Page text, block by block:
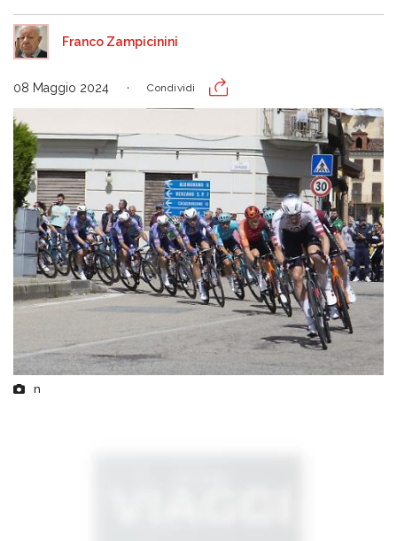
Franco Zampicinini
08 Maggio 2024 Condividi
n